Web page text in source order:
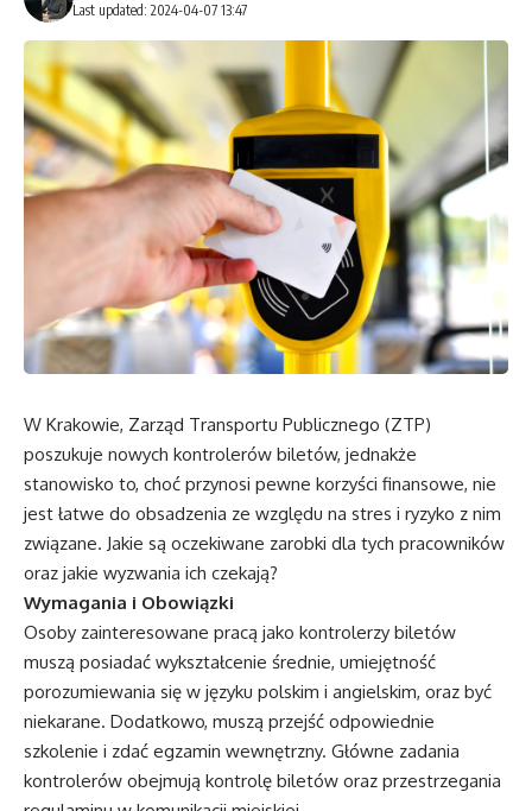
Last updated: 2024-04-07 13:47
W Krakowie, Zarząd Transportu Publicznego (ZTP)
poszukuje nowych kontrolerów biletów, jednakże
stanowisko to, choć przynosi pewne korzyści finansowe, nie
jest łatwe do obsadzenia ze względu na stres i ryzyko z nim
związane. Jakie są oczekiwane zarobki dla tych pracowników
oraz jakie wyzwania ich czekają?
Wymagania i Obowiązki
Osoby zainteresowane pracą jako kontrolerzy biletów
muszą posiadać wykształcenie średnie, umiejętność
porozumiewania się w języku polskim i angielskim, oraz być
niekarane. Dodatkowo, muszą przejść odpowiednie
szkolenie i zdać egzamin wewnętrzny. Główne zadania
kontrolerów obejmują kontrolę biletów oraz przestrzegania